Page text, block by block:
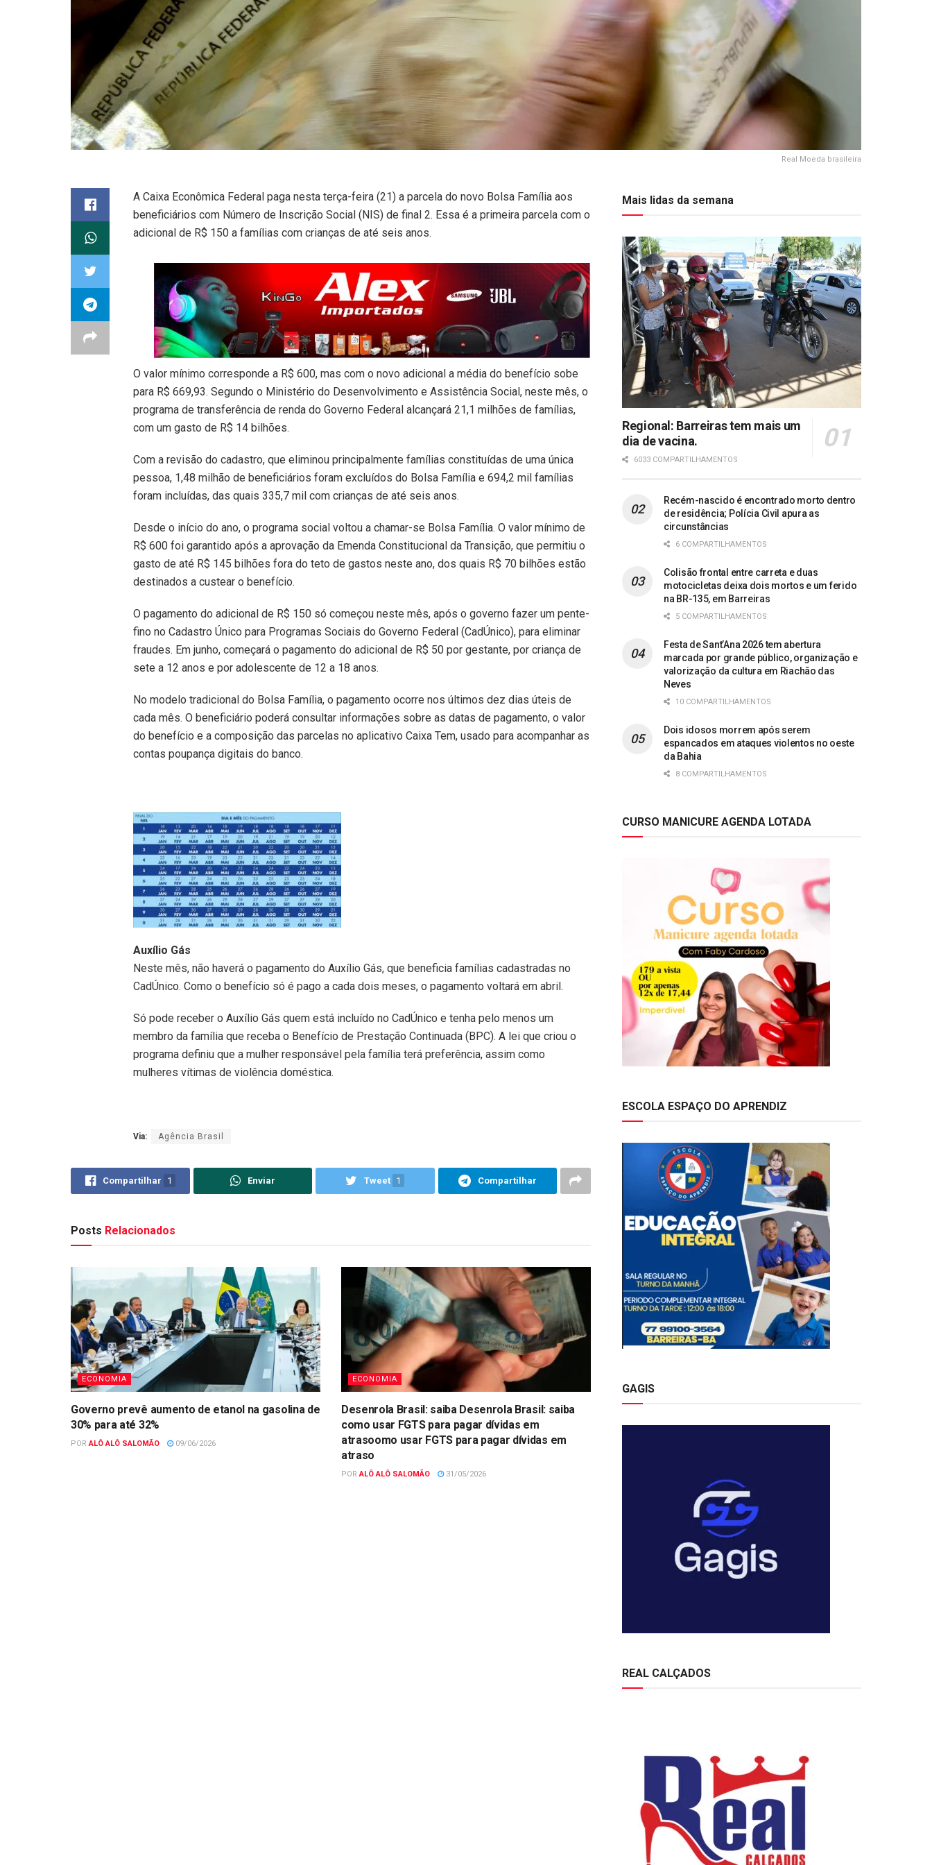
Real Moeda brasileira
A Caixa Econômica Federal paga nesta terça-feira (21) a parcela do novo Bolsa Família aos
beneficiários com Número de Inscrição Social (NIS) de final 2. Essa é a primeira parcela com o
adicional de R$ 150 a famílias com crianças de até seis anos.
O valor mínimo corresponde a R$ 600, mas com o novo adicional a média do benefício sobe
para R$ 669,93. Segundo o Ministério do Desenvolvimento e Assistência Social, neste mês, o
programa de transferência de renda do Governo Federal alcançará 21,1 milhões de famílias,
com um gasto de R$ 14 bilhões.
Com a revisão do cadastro, que eliminou principalmente famílias constituídas de uma única
pessoa, 1,48 milhão de beneficiários foram excluídos do Bolsa Família e 694,2 mil famílias
foram incluídas, das quais 335,7 mil com crianças de até seis anos.
Desde o início do ano, o programa social voltou a chamar-se Bolsa Família. O valor mínimo de
R$ 600 foi garantido após a aprovação da Emenda Constitucional da Transição, que permitiu o
gasto de até R$ 145 bilhões fora do teto de gastos neste ano, dos quais R$ 70 bilhões estão
destinados a custear o benefício.
O pagamento do adicional de R$ 150 só começou neste mês, após o governo fazer um pente-
fino no Cadastro Único para Programas Sociais do Governo Federal (CadÚnico), para eliminar
fraudes. Em junho, começará o pagamento do adicional de R$ 50 por gestante, por criança de
sete a 12 anos e por adolescente de 12 a 18 anos.
No modelo tradicional do Bolsa Família, o pagamento ocorre nos últimos dez dias úteis de
cada mês. O beneficiário poderá consultar informações sobre as datas de pagamento, o valor
do benefício e a composição das parcelas no aplicativo Caixa Tem, usado para acompanhar as
contas poupança digitais do banco.
Auxílio Gás
Neste mês, não haverá o pagamento do Auxílio Gás, que beneficia famílias cadastradas no
CadÚnico. Como o benefício só é pago a cada dois meses, o pagamento voltará em abril.
Só pode receber o Auxílio Gás quem está incluído no CadÚnico e tenha pelo menos um
membro da família que receba o Benefício de Prestação Continuada (BPC). A lei que criou o
programa definiu que a mulher responsável pela família terá preferência, assim como
mulheres vítimas de violência doméstica.
Via: Agência Brasil
Compartilhar 1 Enviar Tweet 1 Compartilhar
Posts Relacionados
ECONOMIA
Governo prevê aumento de etanol na gasolina de
30% para até 32%
POR ALÔ ALÔ SALOMÃO 09/06/2026
ECONOMIA
Desenrola Brasil: saiba Desenrola Brasil: saiba
como usar FGTS para pagar dívidas em
atrasoomo usar FGTS para pagar dívidas em
atraso
POR ALÔ ALÔ SALOMÃO 31/05/2026
Mais lidas da semana
Regional: Barreiras tem mais um
dia de vacina.
6033 COMPARTILHAMENTOS
Recém-nascido é encontrado morto dentro
de residência; Polícia Civil apura as
circunstâncias
6 COMPARTILHAMENTOS
Colisão frontal entre carreta e duas
motocicletas deixa dois mortos e um ferido
na BR-135, em Barreiras
5 COMPARTILHAMENTOS
Festa de Sant’Ana 2026 tem abertura
marcada por grande público, organização e
valorização da cultura em Riachão das
Neves
10 COMPARTILHAMENTOS
Dois idosos morrem após serem
espancados em ataques violentos no oeste
da Bahia
8 COMPARTILHAMENTOS
CURSO MANICURE AGENDA LOTADA
ESCOLA ESPAÇO DO APRENDIZ
GAGIS
REAL CALÇADOS